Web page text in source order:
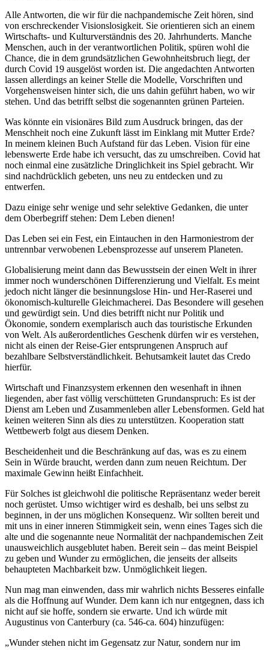
Alle Antworten, die wir für die nachpandemische Zeit hören, sind
von erschreckender Visionslosigkeit. Sie orientieren sich an einem
Wirtschafts- und Kulturverständnis des 20. Jahrhunderts. Manche
Menschen, auch in der verantwortlichen Politik, spüren wohl die
Chance, die in dem grundsätzlichen Gewohnheitsbruch liegt, der
durch Covid 19 ausgelöst worden ist. Die angedachten Antworten
lassen allerdings an keiner Stelle die Modelle, Vorschriften und
Vorgehensweisen hinter sich, die uns dahin geführt haben, wo wir
stehen. Und das betrifft selbst die sogenannten grünen Parteien.
Was könnte ein visionäres Bild zum Ausdruck bringen, das der
Menschheit noch eine Zukunft lässt im Einklang mit Mutter Erde?
In meinem kleinen Buch Aufstand für das Leben. Vision für eine
lebenswerte Erde habe ich versucht, das zu umschreiben. Covid hat
noch einmal eine zusätzliche Dringlichkeit ins Spiel gebracht. Wir
sind nachdrücklich gebeten, uns neu zu entdecken und zu
entwerfen.
Dazu einige sehr wenige und sehr selektive Gedanken, die unter
dem Oberbegriff stehen: Dem Leben dienen!
Das Leben sei ein Fest, ein Eintauchen in den Harmoniestrom der
untrennbar verwobenen Lebensprozesse auf unserem Planeten.
Globalisierung meint dann das Bewusstsein der einen Welt in ihrer
immer noch wunderschönen Differenzierung und Vielfalt. Es meint
jedoch nicht länger die besinnungslose Hin- und Her-Raserei und
ökonomisch-kulturelle Gleichmacherei. Das Besondere will gesehen
und gewürdigt sein. Und dies betrifft nicht nur Politik und
Ökonomie, sondern exemplarisch auch das touristische Erkunden
von Welt. Als außerordentliches Geschenk dürfen wir es verstehen,
nicht als einen der Reise-Gier entsprungenen Anspruch auf
bezahlbare Selbstverständlichkeit. Behutsamkeit lautet das Credo
hierfür.
Wirtschaft und Finanzsystem erkennen den wesenhaft in ihnen
liegenden, aber fast völlig verschütteten Grundanspruch: Es ist der
Dienst am Leben und Zusammenleben aller Lebensformen. Geld hat
keinen weiteren Sinn als dies zu unterstützen. Kooperation statt
Wettbewerb folgt aus diesem Denken.
Bescheidenheit und die Beschränkung auf das, was es zu einem
Sein in Würde braucht, werden dann zum neuen Reichtum. Der
maximale Gewinn heißt Einfachheit.
Für Solches ist gleichwohl die politische Repräsentanz weder bereit
noch gerüstet. Umso wichtiger wird es deshalb, bei uns selbst zu
beginnen, in der uns möglichen Konsequenz. Wir sollten bereit und
mit uns in einer inneren Stimmigkeit sein, wenn eines Tages sich die
alte und die sogenannte neue Normalität der nachpandemischen Zeit
unausweichlich ausgeblutet haben. Bereit sein – das meint Beispiel
zu geben und Wunder zu ermöglichen, die jenseits der allseits
behaupteten Machbarkeit bzw. Unmöglichkeit liegen.
Nun mag man einwenden, dass mir wahrlich nichts Besseres einfalle
als die Hoffnung auf Wunder. Dem kann ich nur entgegnen, dass ich
nicht auf sie hoffe, sondern sie erwarte. Und ich würde mit
Augustinus von Canterbury (ca. 546-ca. 604) hinzufügen:
„Wunder stehen nicht im Gegensatz zur Natur, sondern nur im